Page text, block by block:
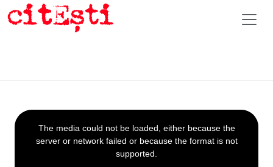
This
is
a
The media could not be loaded, either because the
server or network failed or because the format is not
supported.